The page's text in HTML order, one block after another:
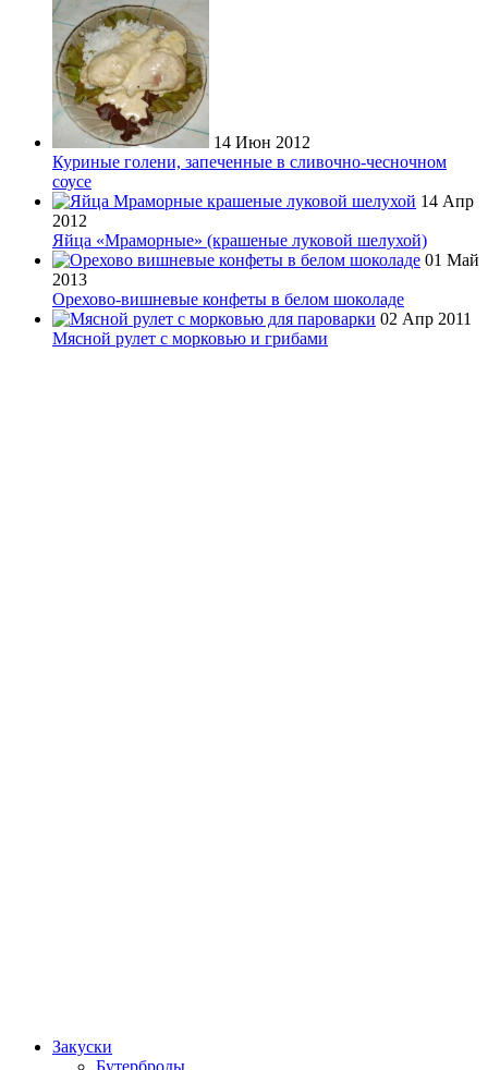
14 Июн 2012
Куриные голени, запеченные в сливочно-чесночном
соусе
14 Апр
2012
Яйца «Мраморные» (крашеные луковой шелухой)
01 Май
2013
Орехово-вишневые конфеты в белом шоколаде
02 Апр 2011
Мясной рулет с морковью и грибами
Закуски
Бутерброды